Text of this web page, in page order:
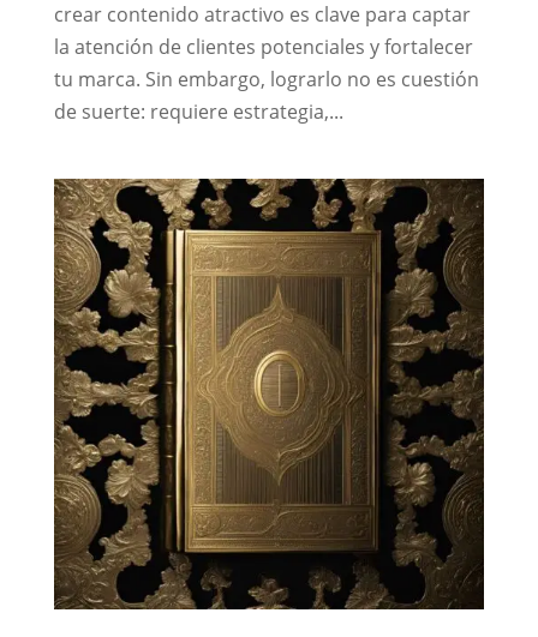
crear contenido atractivo es clave para captar
la atención de clientes potenciales y fortalecer
tu marca. Sin embargo, lograrlo no es cuestión
de suerte: requiere estrategia,...